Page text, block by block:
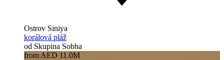
Ostrov Siniya
korálová pláž
od Skupina Sobha
from AED 11.0M